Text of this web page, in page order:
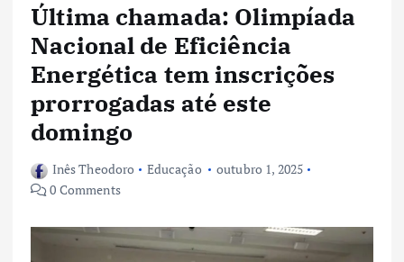
Última chamada: Olimpíada
Nacional de Eficiência
Energética tem inscrições
prorrogadas até este
domingo
Inês Theodoro Educação
outubro 1, 2025
0 Comments